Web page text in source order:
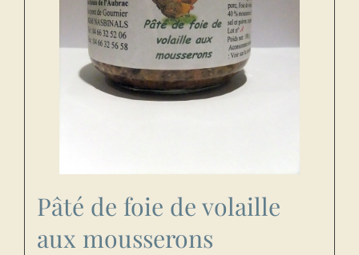
Pâté de foie de volaille
aux mousserons